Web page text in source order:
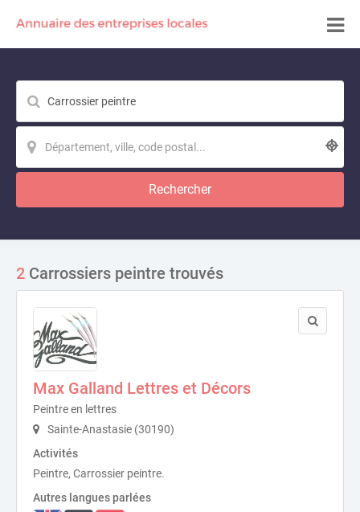
Rechercher
2 Carrossiers peintre trouvés
Max Galland Lettres et Décors
Peintre en lettres
Sainte-Anastasie (30190)
Activités
Peintre, Carrossier peintre.
Autres langues parlées